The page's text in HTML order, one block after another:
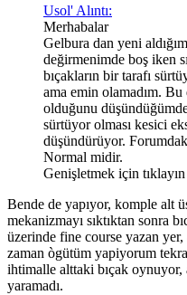
Usol' Alıntı:
Merhabalar
Gelbura dan yeni
değirmenimde boş iken
bıçakların bir tarafı
ama emin olamadım. Bu
olduğunu
sürtüyor olması kesici
düşündürüyor.
Normal midir.
Genişletmek için
Bende de yapıyor, komple alt
mekanizmayı sıktıktan sonra
üzerinde fine course yazan
zaman ògütüm yapiyorum
ihtimalle alttaki bıçak
yaramadı.